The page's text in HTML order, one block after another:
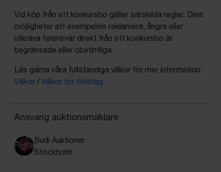
Vid köp från ett konkursbo gäller särskilda regler. Dina
möjligheter att exempelvis reklamera, ångra eller
utkräva felansvar direkt från ett konkursbo är
begränsade eller obefintliga.
Läs gärna våra fullständiga villkor för mer information:
Villkor / Villkor för företag
Ansvarig auktionsmäklare
Budi Auktioner
Stockholm